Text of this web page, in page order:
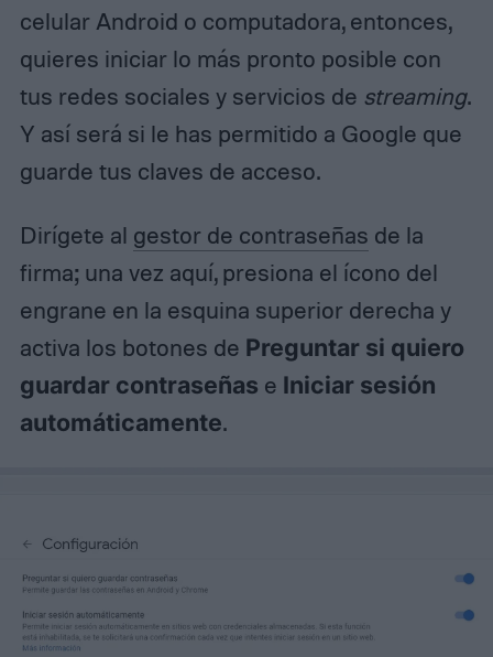
celular Android o computadora, entonces,
quieres iniciar lo más pronto posible con
tus redes sociales y servicios de streaming.
Y así será si le has permitido a Google que
guarde tus claves de acceso.
Dirígete al gestor de contraseñas de la
firma; una vez aquí, presiona el ícono del
engrane en la esquina superior derecha y
activa los botones de Preguntar si quiero
guardar contraseñas e Iniciar sesión
automáticamente.